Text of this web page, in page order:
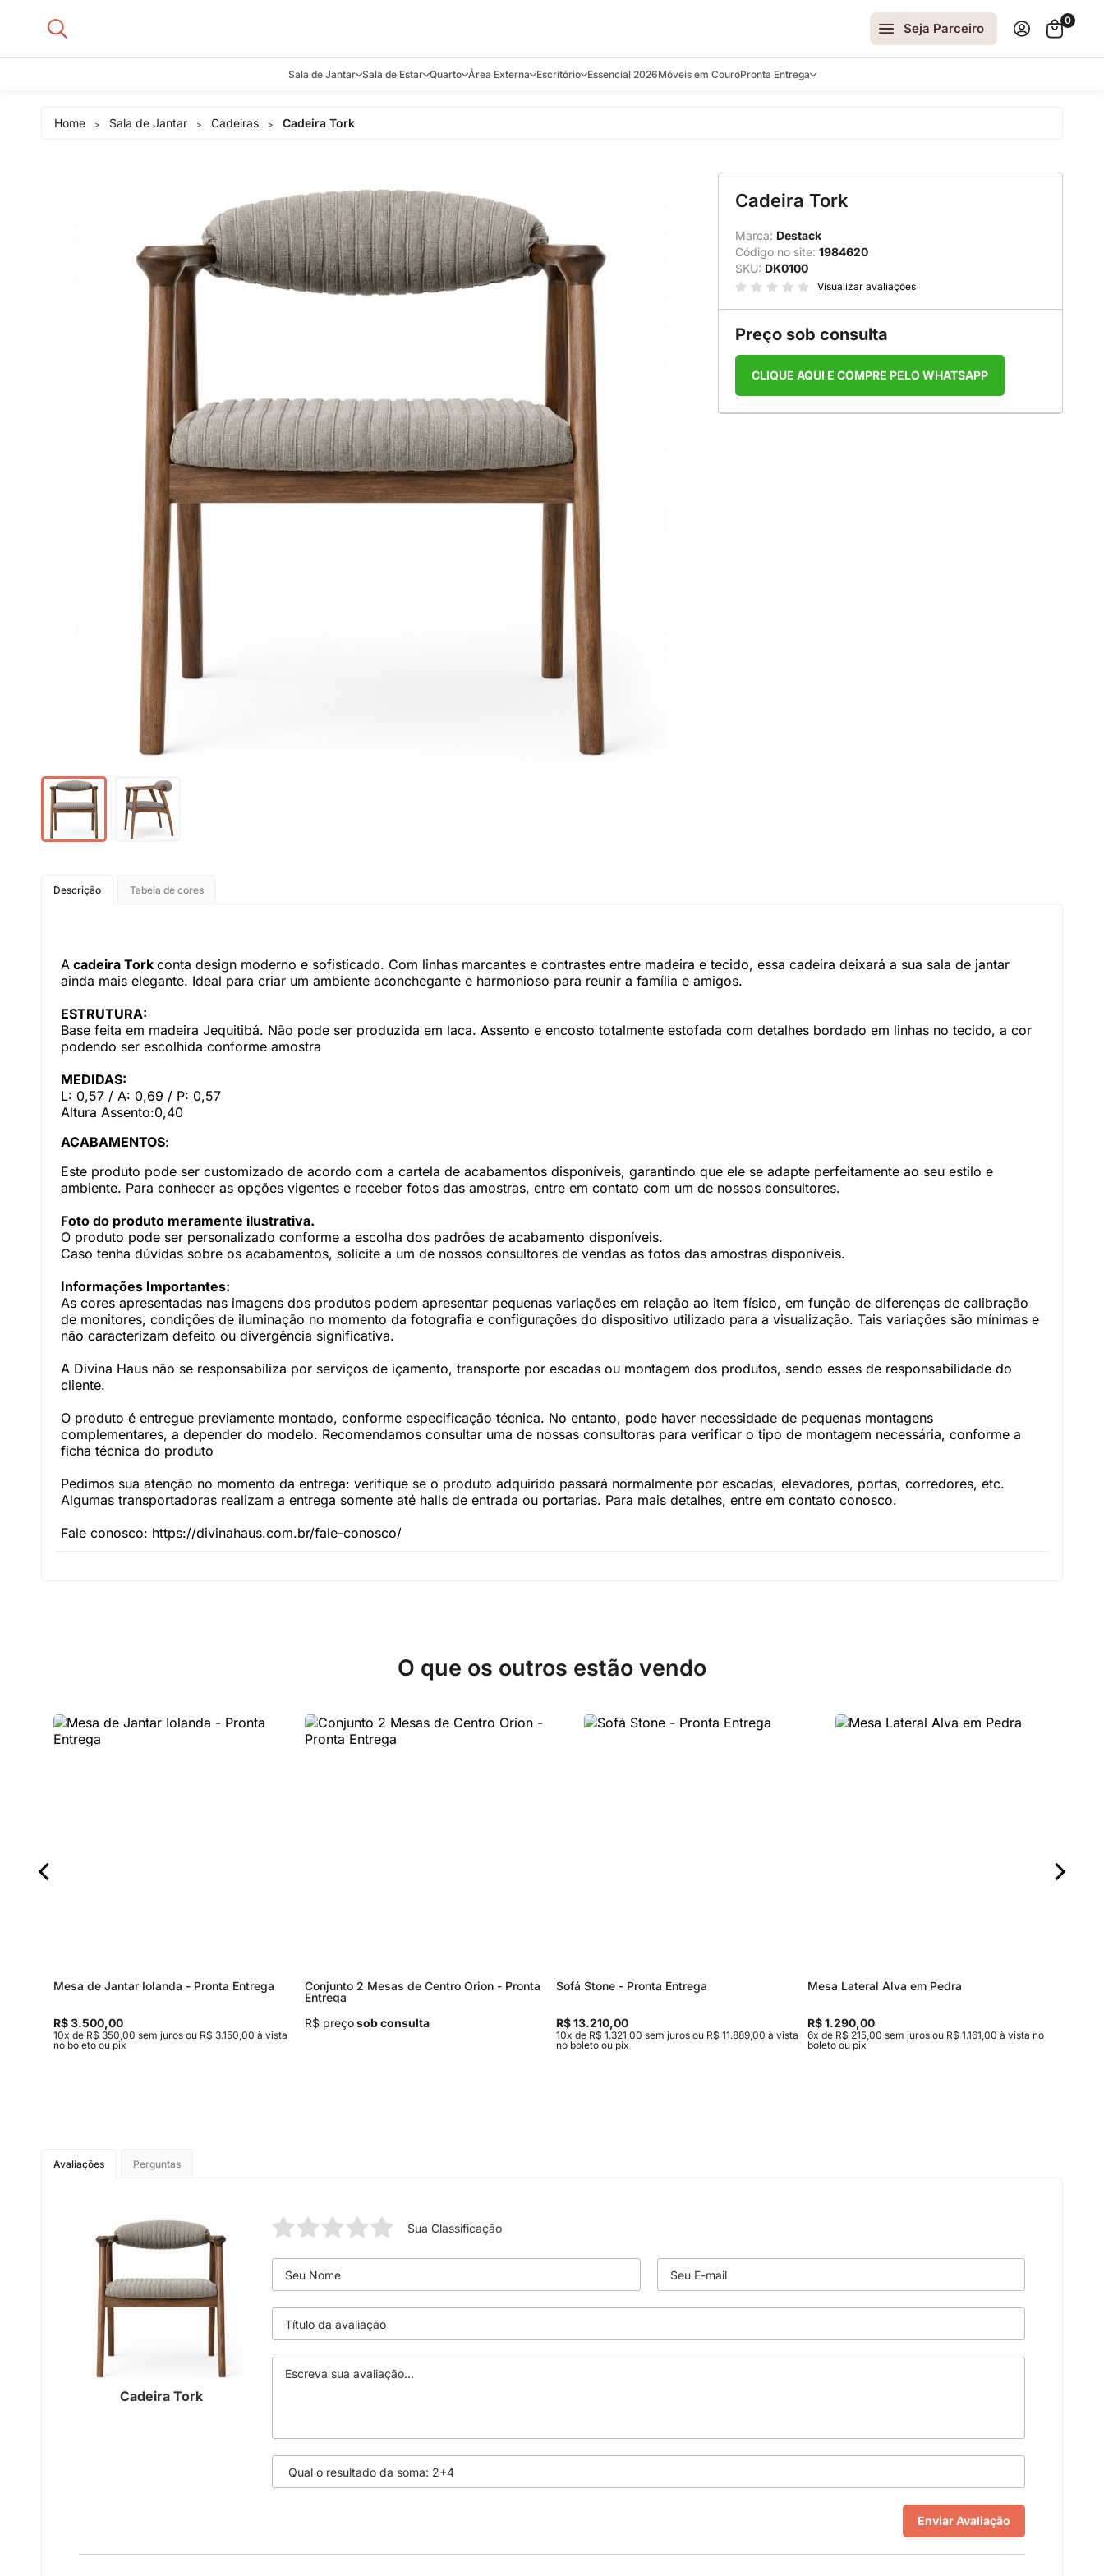
Seja Parceiro
0
Sala de Jantar
Carrinhos de Bar, Chá e
Adegas
Mesas de Jantar
Sala de Estar
Mesas Laterais e de Apoio
Poltronas
Racks e Sofá Table
Puffs e Bancos
Sofás
Quarto
Sofás Cama
Recamier e Bancos
Área Externa
Chaises
Espreguiçadeiras
Mesas
Mesas de Centro
Mesas Laterais
Escritório Essencial 2026Móveis em CouroPronta Entrega
Decoração e Espelhos
Mesas de Apoio e Laterais
Mesas de Centro
Mesas de Jantar
Móveis Soltos
Home > Sala de Jantar > Cadeiras > Cadeira Tork
Cadeira Tork
Marca: Destack
Código no site: 1984620
SKU: DK0100
Visualizar avaliações
Preço sob consulta
CLIQUE AQUI E COMPRE PELO WHATSAPP
Descrição Tabela de cores
A cadeira Tork conta design moderno e sofisticado. Com linhas marcantes e contrastes entre madeira e tecido, essa cadeira deixará a sua sala de jantar
ainda mais elegante. Ideal para criar um ambiente aconchegante e harmonioso para reunir a família e amigos.
ESTRUTURA:
Base feita em madeira Jequitibá. Não pode ser produzida em laca. Assento e encosto totalmente estofada com detalhes bordado em linhas no tecido, a cor
podendo ser escolhida conforme amostra
MEDIDAS:
L: 0,57 / A: 0,69 / P: 0,57
Altura Assento:0,40
ACABAMENTOS:
Este produto pode ser customizado de acordo com a cartela de acabamentos disponíveis, garantindo que ele se adapte perfeitamente ao seu estilo e
ambiente. Para conhecer as opções vigentes e receber fotos das amostras, entre em contato com um de nossos consultores.
Foto do produto meramente ilustrativa.
O produto pode ser personalizado conforme a escolha dos padrões de acabamento disponíveis.
Caso tenha dúvidas sobre os acabamentos, solicite a um de nossos consultores de vendas as fotos das amostras disponíveis.
Informações Importantes:
As cores apresentadas nas imagens dos produtos podem apresentar pequenas variações em relação ao item físico, em função de diferenças de calibração
de monitores, condições de iluminação no momento da fotografia e configurações do dispositivo utilizado para a visualização. Tais variações são mínimas e
não caracterizam defeito ou divergência significativa.
A Divina Haus não se responsabiliza por serviços de içamento, transporte por escadas ou montagem dos produtos, sendo esses de responsabilidade do
cliente.
O produto é entregue previamente montado, conforme especificação técnica. No entanto, pode haver necessidade de pequenas montagens
complementares, a depender do modelo. Recomendamos consultar uma de nossas consultoras para verificar o tipo de montagem necessária, conforme a
ficha técnica do produto
Pedimos sua atenção no momento da entrega: verifique se o produto adquirido passará normalmente por escadas, elevadores, portas, corredores, etc.
Algumas transportadoras realizam a entrega somente até halls de entrada ou portarias. Para mais detalhes, entre em contato conosco.
Fale conosco: https://divinahaus.com.br/fale-conosco/
O que os outros estão vendo
Mesa de Jantar Iolanda - Pronta Entrega
R$ 3.500,00
10x de R$ 350,00 sem juros ou R$ 3.150,00 à vista
no boleto ou pix
Conjunto 2 Mesas de Centro Orion - Pronta
Entrega
R$ preçosob consulta
Sofá Stone - Pronta Entrega
R$ 13.210,00
10x de R$ 1.321,00 sem juros ou R$ 11.889,00 à vista
no boleto ou pix
Mesa Lateral Alva em Pedra
R$ 1.290,00
6x de R$ 215,00 sem juros ou R$ 1.161,00 à vista no
boleto ou pix
Avaliações Perguntas
Cadeira Tork
Sua Classificação